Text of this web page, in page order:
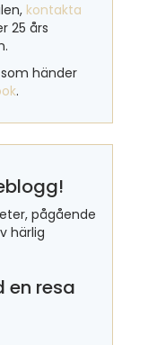
kontakta
25 års
händer
.
pågående
härlig
en resa